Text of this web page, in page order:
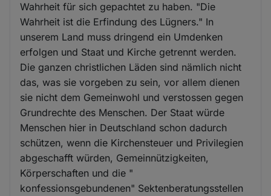
Wahrheit für sich gepachtet zu haben. "Die
Wahrheit ist die Erfindung des Lügners." In
unserem Land muss dringend ein Umdenken
erfolgen und Staat und Kirche getrennt werden.
Die ganzen christlichen Läden sind nämlich nicht
das, was sie vorgeben zu sein, vor allem dienen
sie nicht dem Gemeinwohl und verstossen gegen
Grundrechte des Menschen. Der Staat würde
Menschen hier in Deutschland schon dadurch
schützen, wenn die Kirchensteuer und Privilegien
abgeschafft würden, Gemeinnützigkeiten,
Körperschaften und die "
konfessionsgebundenen" Sektenberatungsstellen